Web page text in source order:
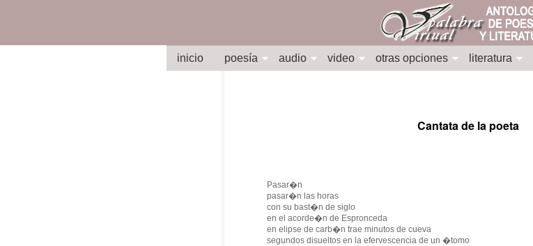
inicio poesía audio video otras opciones literatura
Cantata de la poeta
Pasar�n
pasar�n las horas
con su bast�n de siglo
en el acorde�n de Espronceda
en elipse de carb�n trae minutos de cueva
segundos disueltos en la efervescencia de un �tomo